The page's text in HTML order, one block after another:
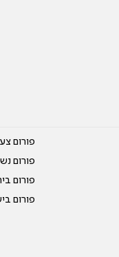
פורום
פורום
פורום
פורום